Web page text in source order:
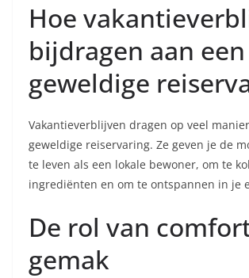
Hoe
bijdragen aan een
geweldige
Vakantieverblijven dragen op veel
geweldige reiservaring. Ze geven je de
te leven als een lokale bewoner, om te
ingrediënten en om te ontspannen in je
De rol van
gemak